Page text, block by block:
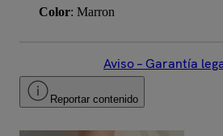
Color: Marron
Aviso – Garantía
Reportar contenido